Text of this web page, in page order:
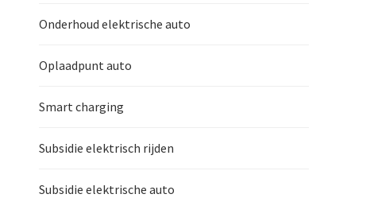
Onderhoud elektrische auto
Oplaadpunt auto
Smart charging
Subsidie elektrisch rijden
Subsidie elektrische auto